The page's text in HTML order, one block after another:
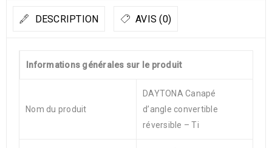
DESCRIPTION AVIS (0)
Informations générales sur le produit
Nom du produit
DAYTONA Canapé
d’angle convertible
réversible – Ti